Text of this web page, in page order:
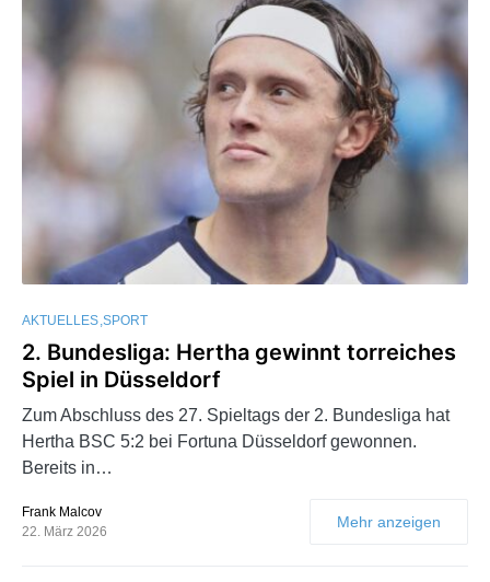
AKTUELLES SPORT
2. Bundesliga: Hertha gewinnt torreiches
Spiel in Düsseldorf
Zum Abschluss des 27. Spieltags der 2. Bundesliga hat
Hertha BSC 5:2 bei Fortuna Düsseldorf gewonnen.
Bereits in…
Frank Malcov
22. März 2026
Mehr anzeigen